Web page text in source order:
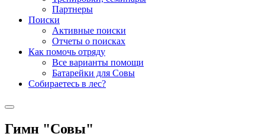
Партнеры
Поиски
Активные поиски
Отчеты о поисках
Как помочь отряду
Все варианты помощи
Батарейки для Совы
Собираетесь в лес?
Гимн "Совы"